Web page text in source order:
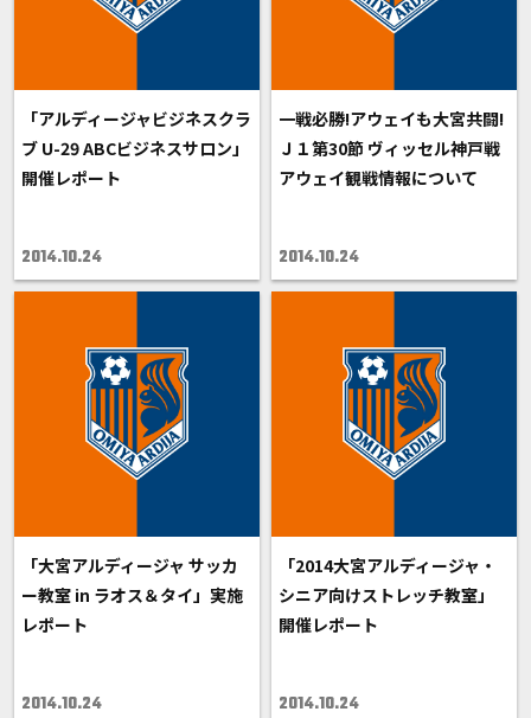
「アルディージャビジネスクラ
ブ U-29 ABCビジネスサロン」
開催レポート
2014.10.24
一戦必勝!アウェイも大宮共闘!
Ｊ１第30節 ヴィッセル神戸戦
アウェイ観戦情報について
2014.10.24
「大宮アルディージャ サッカ
ー教室 in ラオス＆タイ」実施
レポート
2014.10.24
「2014大宮アルディージャ・
シニア向けストレッチ教室」
開催レポート
2014.10.24